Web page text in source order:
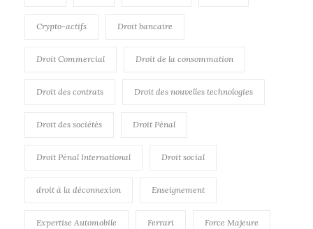
Crypto-actifs Droit bancaire
Droit Commercial Droit de la consommation
Droit des contrats Droit des nouvelles technologies
Droit des sociétés Droit Pénal
Droit Pénal International Droit social
droit à la déconnexion Enseignement
Expertise Automobile Ferrari Force Majeure